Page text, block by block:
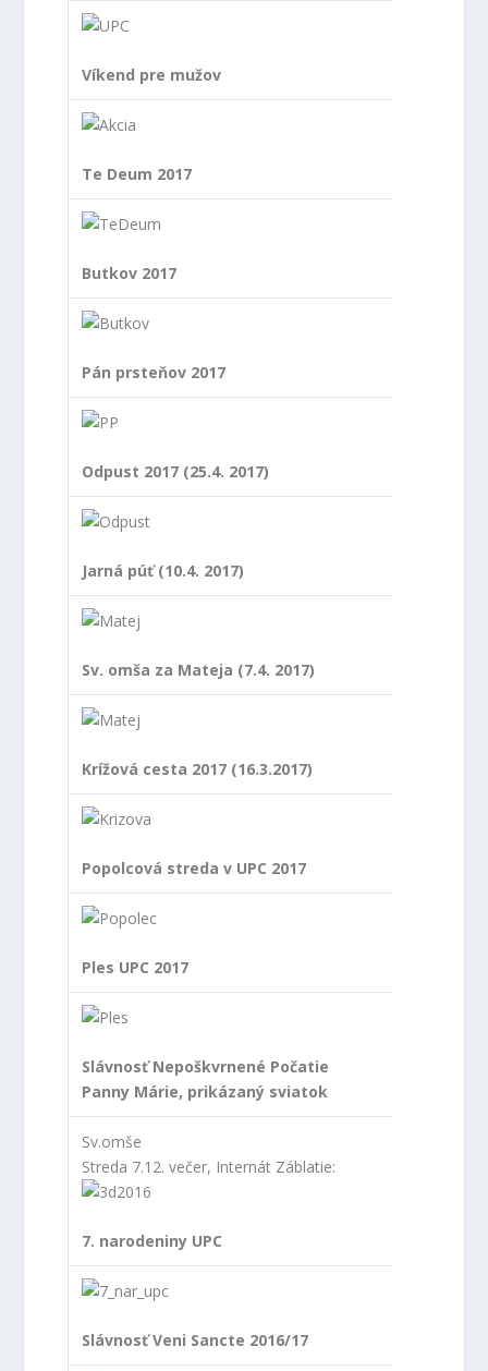
Víkend pre mužov
Te Deum 2017
Butkov 2017
Pán prsteňov 2017
Odpust 2017 (25.4. 2017)
Jarná púť (10.4. 2017)
Sv. omša za Mateja (7.4. 2017)
Krížová cesta 2017 (16.3.2017)
Popolcová streda v UPC 2017
Ples UPC 2017
Slávnosť Nepoškvrnené Počatie
Panny Márie, prikázaný sviatok
Sv.omše
Streda 7.12. večer, Internát Záblatie:
7. narodeniny UPC
Slávnosť Veni Sancte 2016/17